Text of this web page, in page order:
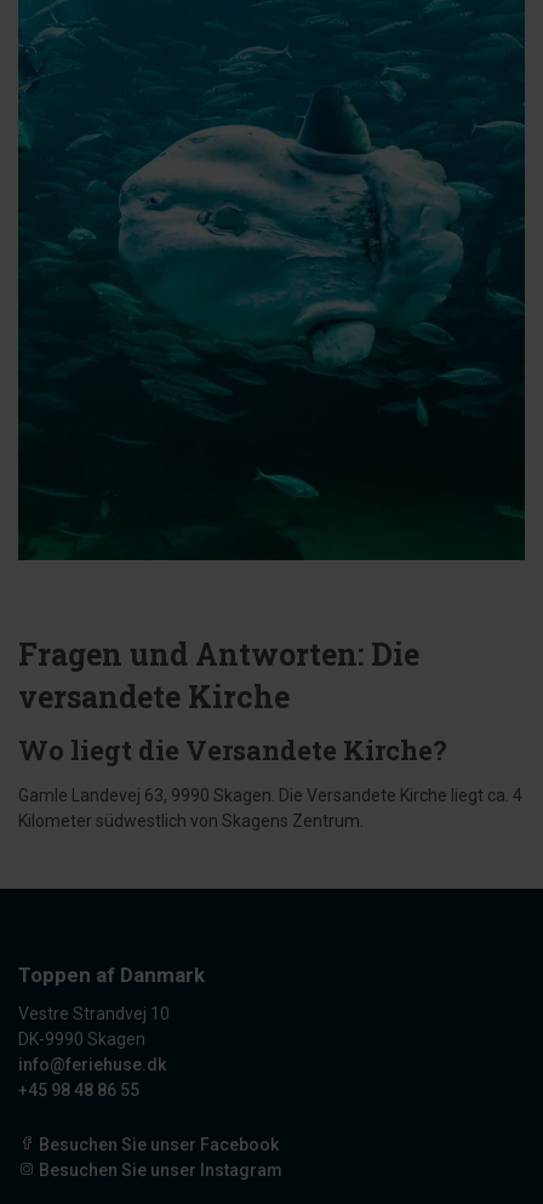
Fragen und Antworten: Die
versandete Kirche
Wo liegt die Versandete Kirche?
Gamle Landevej 63, 9990 Skagen. Die Versandete Kirche liegt ca. 4
Kilometer südwestlich von Skagens Zentrum.
Toppen af Danmark
Vestre Strandvej 10
DK-9990 Skagen
info@feriehuse.dk
+45 98 48 86 55
Besuchen Sie unser Facebook
Besuchen Sie unser Instagram